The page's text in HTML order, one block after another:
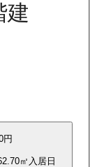
建
円
㎡ 入居日